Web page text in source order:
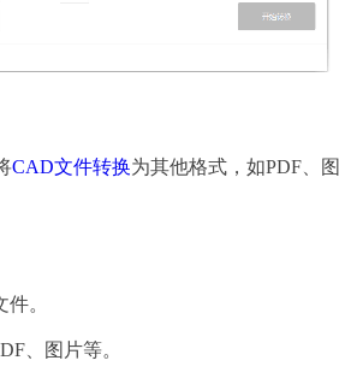
CAD文件转换为其他格式，如PDF、
。
、图片等。